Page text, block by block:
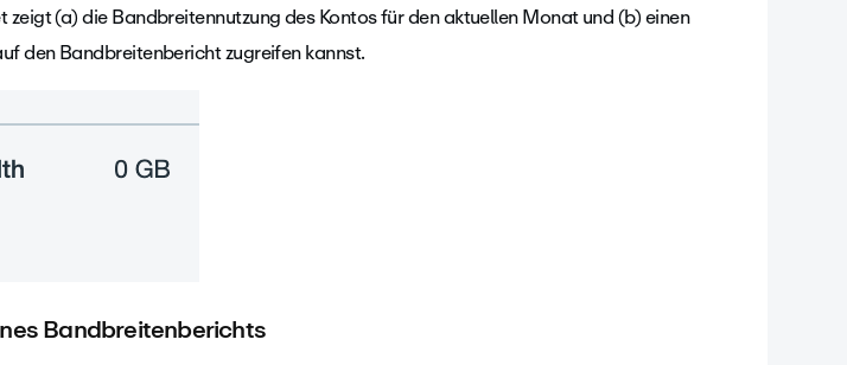
zeigt (a) die Bandbreitennutzung des Kontos für den aktuellen Monat und (b) einen
den Bandbreitenbericht zugreifen kannst.
Bandbreitenberichts